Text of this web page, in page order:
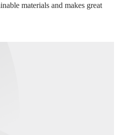
materials and makes great